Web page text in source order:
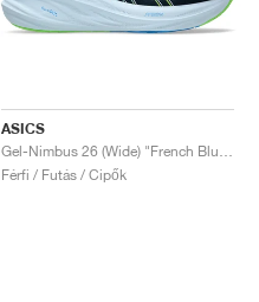
ASICS
Férfi / Futás / Cipők